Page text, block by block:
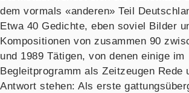
dem vormals «anderen» Teil
Etwa 40 Gedichte, eben soviel Bilder
Kompositionen von zusammen 90
und 1989 Tätigen, von denen einige im
Begleitprogramm als Zeitzeugen Rede
Antwort stehen: Als erste